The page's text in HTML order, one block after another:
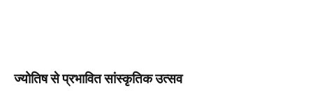
ज्योतिष से प्रभावित सांस्कृतिक उत्सव